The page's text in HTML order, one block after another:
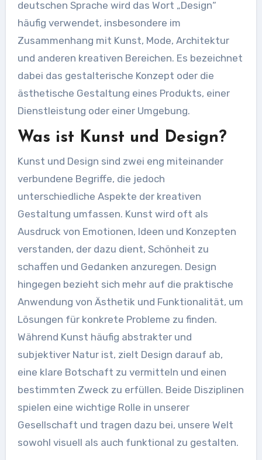
deutschen Sprache wird das Wort „Design“
häufig verwendet, insbesondere im
Zusammenhang mit Kunst, Mode, Architektur
und anderen kreativen Bereichen. Es bezeichnet
dabei das gestalterische Konzept oder die
ästhetische Gestaltung eines Produkts, einer
Dienstleistung oder einer Umgebung.
Was ist Kunst und Design?
Kunst und Design sind zwei eng miteinander
verbundene Begriffe, die jedoch
unterschiedliche Aspekte der kreativen
Gestaltung umfassen. Kunst wird oft als
Ausdruck von Emotionen, Ideen und Konzepten
verstanden, der dazu dient, Schönheit zu
schaffen und Gedanken anzuregen. Design
hingegen bezieht sich mehr auf die praktische
Anwendung von Ästhetik und Funktionalität, um
Lösungen für konkrete Probleme zu finden.
Während Kunst häufig abstrakter und
subjektiver Natur ist, zielt Design darauf ab,
eine klare Botschaft zu vermitteln und einen
bestimmten Zweck zu erfüllen. Beide Disziplinen
spielen eine wichtige Rolle in unserer
Gesellschaft und tragen dazu bei, unsere Welt
sowohl visuell als auch funktional zu gestalten.